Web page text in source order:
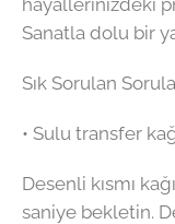
Sanatla dolu bir
Sık Sorulan
• Sulu transfer
Desenli kısmı
saniye bekletin.